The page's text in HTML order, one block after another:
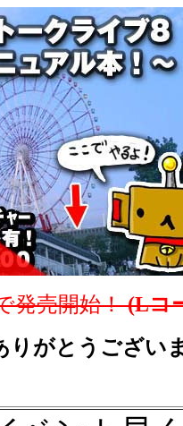
発売開始！(Lコ
りがとうござい